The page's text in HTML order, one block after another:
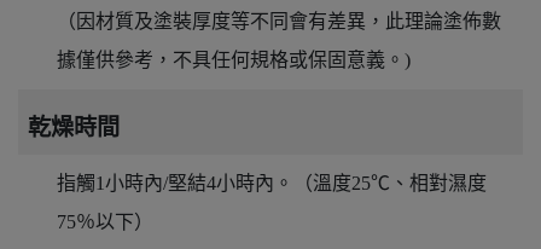
（因材質及塗裝厚度等不同會有差異，此理論塗佈數
據僅供參考，不具任何規格或保固意義。)
乾燥時間
指觸1小時內/堅結4小時內。（溫度25℃、相對濕度
75％以下）